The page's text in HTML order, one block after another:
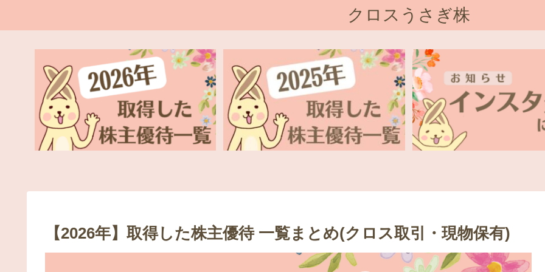
クロスうさぎ株
【2026年】取得した株主優待 一覧まとめ(クロス取引・現物保有)